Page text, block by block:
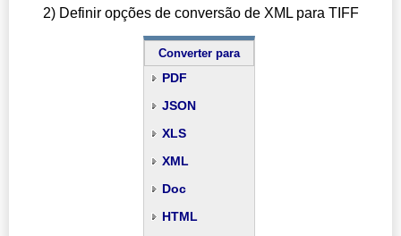
2) Definir opções de conversão de XML para TIFF
Converter para
PDF
JSON
XLS
XML
Doc
HTML